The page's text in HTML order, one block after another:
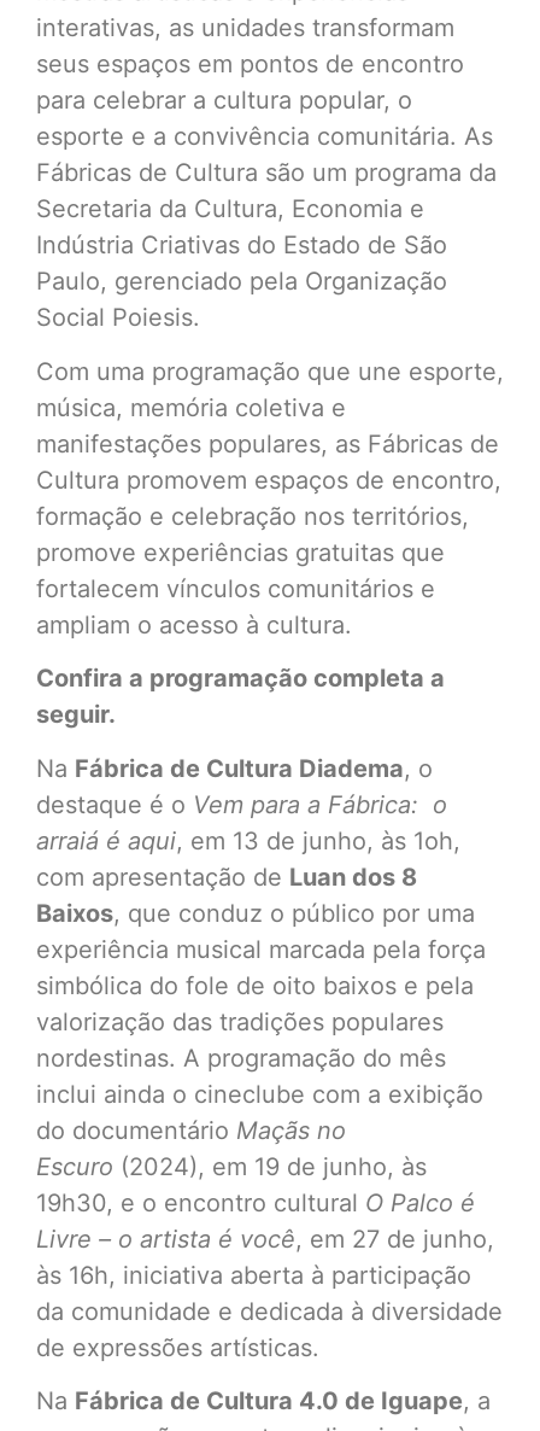
interativas, as unidades transformam
seus espaços em pontos de encontro
para celebrar a cultura popular, o
esporte e a convivência comunitária. As
Fábricas de Cultura são um programa da
Secretaria da Cultura, Economia e
Indústria Criativas do Estado de São
Paulo, gerenciado pela Organização
Social Poiesis.
Com uma programação que une esporte,
música, memória coletiva e
manifestações populares, as Fábricas de
Cultura promovem espaços de encontro,
formação e celebração nos territórios,
promove experiências gratuitas que
fortalecem vínculos comunitários e
ampliam o acesso à cultura.
Confira a programação completa a
seguir.
Na Fábrica de Cultura Diadema, o
destaque é o Vem para a Fábrica: o
arraiá é aqui, em 13 de junho, às 1oh,
com apresentação de Luan dos 8
Baixos, que conduz o público por uma
experiência musical marcada pela força
simbólica do fole de oito baixos e pela
valorização das tradições populares
nordestinas. A programação do mês
inclui ainda o cineclube com a exibição
do documentário Maçãs no
Escuro (2024), em 19 de junho, às
19h30, e o encontro cultural O Palco é
Livre – o artista é você, em 27 de junho,
às 16h, iniciativa aberta à participação
da comunidade e dedicada à diversidade
de expressões artísticas.
Na Fábrica de Cultura 4.0 de Iguape, a